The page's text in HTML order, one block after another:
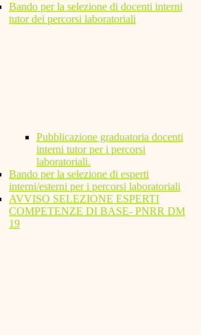
Bando per la selezione di docenti interni
tutor dei percorsi laboratoriali
Pubblicazione graduatoria docenti
interni tutor per i percorsi
laboratoriali.
Bando per la selezione di esperti
interni/esterni per i percorsi laboratoriali
AVVISO SELEZIONE ESPERTI
COMPETENZE DI BASE- PNRR DM
19